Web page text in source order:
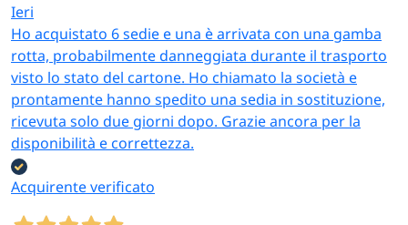
Ieri
Ho acquistato 6 sedie e una è arrivata con una gamba
rotta, probabilmente danneggiata durante il trasporto
visto lo stato del cartone. Ho chiamato la società e
prontamente hanno spedito una sedia in sostituzione,
ricevuta solo due giorni dopo. Grazie ancora per la
disponibilità e correttezza.
Acquirente verificato